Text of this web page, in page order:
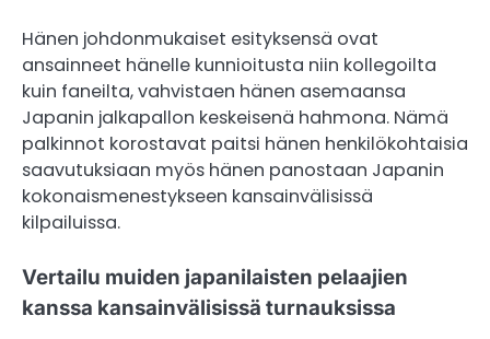
Hänen johdonmukaiset esityksensä ovat
ansainneet hänelle kunnioitusta niin kollegoilta
kuin faneilta, vahvistaen hänen asemaansa
Japanin jalkapallon keskeisenä hahmona. Nämä
palkinnot korostavat paitsi hänen henkilökohtaisia
saavutuksiaan myös hänen panostaan Japanin
kokonaismenestykseen kansainvälisissä
kilpailuissa.
Vertailu muiden japanilaisten pelaajien
kanssa kansainvälisissä turnauksissa